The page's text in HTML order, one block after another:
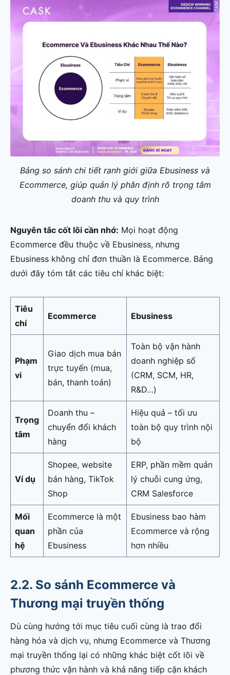
Bảng so sánh chi tiết ranh giới giữa Ebusiness và
Ecommerce, giúp quản lý phân định rõ trọng tâm
doanh thu và quy trình
Nguyên tắc cốt lõi cần nhớ: Mọi hoạt động
Ecommerce đều thuộc về Ebusiness, nhưng
Ebusiness không chỉ đơn thuần là Ecommerce. Bảng
dưới đây tóm tắt các tiêu chí khác biệt:
Tiêu
chí
Ecommerce Ebusiness
Phạm
vi
Giao dịch mua bán
trực tuyến (mua,
bán, thanh toán)
Toàn bộ vận hành
doanh nghiệp số
(CRM, SCM, HR,
R&D…)
Trọng
tâm
Doanh thu –
chuyển đổi khách
hàng
Hiệu quả – tối ưu
toàn bộ quy trình nội
bộ
Ví dụ
Shopee, website
bán hàng, TikTok
Shop
ERP, phần mềm quản
lý chuỗi cung ứng,
CRM Salesforce
Mối
quan
hệ
Ecommerce là một
phần của
Ebusiness
Ebusiness bao hàm
Ecommerce và rộng
hơn nhiều
2.2. So sánh Ecommerce và
Thương mại truyền thống
Dù cùng hướng tới mục tiêu cuối cùng là trao đổi
hàng hóa và dịch vụ, nhưng Ecommerce và Thương
mại truyền thống lại có những khác biệt cốt lõi về
phương thức vận hành và khả năng tiếp cận khách